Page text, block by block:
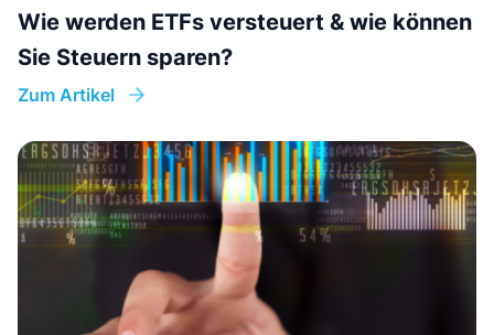
Wie werden ETFs versteuert & wie können
Sie Steuern sparen?
Zum Artikel